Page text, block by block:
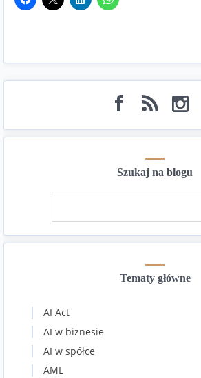
Szukaj na blogu
Tematy główne
AI Act
AI w biznesie
AI w spółce
AML